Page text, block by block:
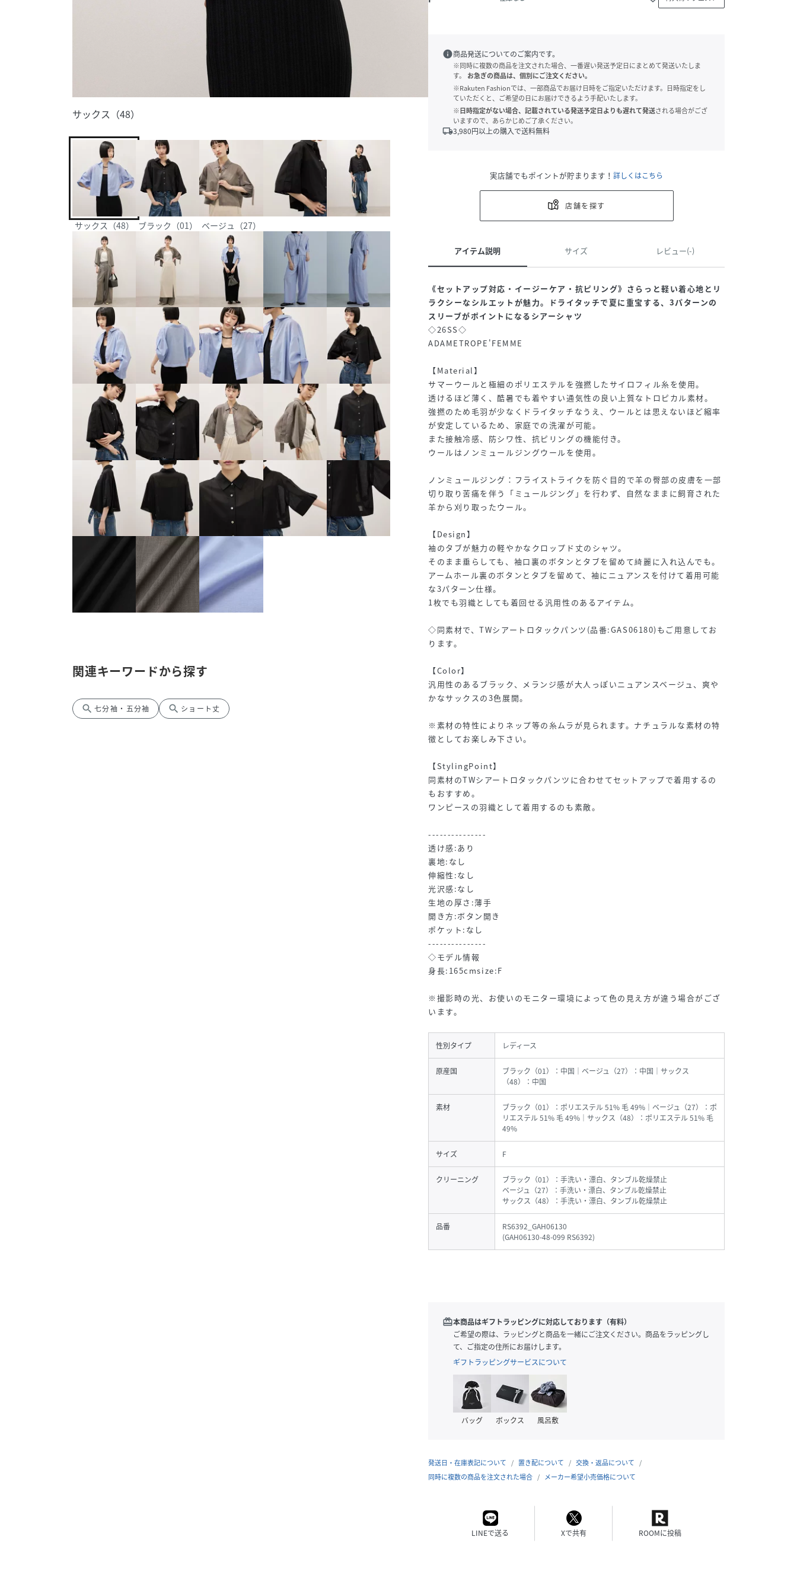
サックス（48）
サックス（48） ブラック（01） ベージュ（27）
関連キーワードから探す
search 七分袖・五分袖 search ショート丈
info商品発送についてのご案内です。
※同時に複数の商品を注文された場合、一番遅い発送予定日にまとめて発送いたしま
す。
お急ぎの商品は、個別にご注文ください。
※Rakuten Fashionでは、一部商品でお届け日時をご指定いただけます。日時指定をし
ていただくと、ご希望の日にお届けできるよう手配いたします。
※日時指定がない場合、記載されている発送予定日よりも遅れて発送される場合がござ
いますので、あらかじめご了承ください。
local_shipping3,980円以上の購入で送料無料
実店舗でもポイントが貯まります！ 詳しくはこちら
店舗を探す
アイテム説明 サイズ レビュー(-)
《セットアップ対応・イージーケア・抗ピリング》さらっと軽い着心地とリ
ラクシーなシルエットが魅力。ドライタッチで夏に重宝する、3パターンの
スリーブがポイントになるシアーシャツ
◇26SS◇
ADAMETROPE'FEMME
【Material】
サマーウールと極細のポリエステルを強撚したサイロフィル糸を使用。
透けるほど薄く、酷暑でも着やすい通気性の良い上質なトロピカル素材。
強撚のため毛羽が少なくドライタッチなうえ、ウールとは思えないほど縮率
が安定しているため、家庭での洗濯が可能。
また接触冷感、防シワ性、抗ピリングの機能付き。
ウールはノンミュールジングウールを使用。
ノンミュールジング：フライストライクを防ぐ目的で羊の臀部の皮膚を一部
切り取り苦痛を伴う「ミュールジング」を行わず、自然なままに飼育された
羊から刈り取ったウール。
【Design】
袖のタブが魅力の軽やかなクロップド丈のシャツ。
そのまま垂らしても、袖口裏のボタンとタブを留めて綺麗に入れ込んでも。
アームホール裏のボタンとタブを留めて、袖にニュアンスを付けて着用可能
な3パターン仕様。
1枚でも羽織としても着回せる汎用性のあるアイテム。
◇同素材で、TWシアートロタックパンツ(品番:GAS06180)もご用意してお
ります。
【Color】
汎用性のあるブラック、メランジ感が大人っぽいニュアンスベージュ、爽や
かなサックスの3色展開。
※素材の特性によりネップ等の糸ムラが見られます。ナチュラルな素材の特
徴としてお楽しみ下さい。
【StylingPoint】
同素材のTWシアートロタックパンツに合わせてセットアップで着用するの
もおすすめ。
ワンピースの羽織として着用するのも素敵。
---------------
透け感:あり
裏地:なし
伸縮性:なし
光沢感:なし
生地の厚さ:薄手
開き方:ボタン開き
ポケット:なし
---------------
◇モデル情報
身長:165cmsize:F
※撮影時の光、お使いのモニター環境によって色の見え方が違う場合がござ
います。
性別タイプ レディース
原産国
ブラック（01）：中国｜ベージュ（27）：中国｜サックス
（48）：中国
素材
ブラック（01）：ポリエステル 51% 毛 49%｜ベージュ（27）：ポ
リエステル 51% 毛 49%｜サックス（48）：ポリエステル 51% 毛
49%
サイズ F
クリーニング
ブラック（01）：手洗い・漂白、タンブル乾燥禁止
ベージュ（27）：手洗い・漂白、タンブル乾燥禁止
サックス（48）：手洗い・漂白、タンブル乾燥禁止
品番
RS6392_GAH06130
(GAH06130-48-099 RS6392)
redeem本商品はギフトラッピングに対応しております（有料）
ご希望の際は、ラッピングと商品を一緒にご注文ください。商品をラッピングし
て、ご指定の住所にお届けします。
ギフトラッピングサービスについて
バッグ ボックス 風呂敷
発送日・在庫表記について 置き配について
交換・返品について
同時に複数の商品を注文された場合
メーカー希望小売価格について
LINEで送る Xで共有 ROOMに投稿